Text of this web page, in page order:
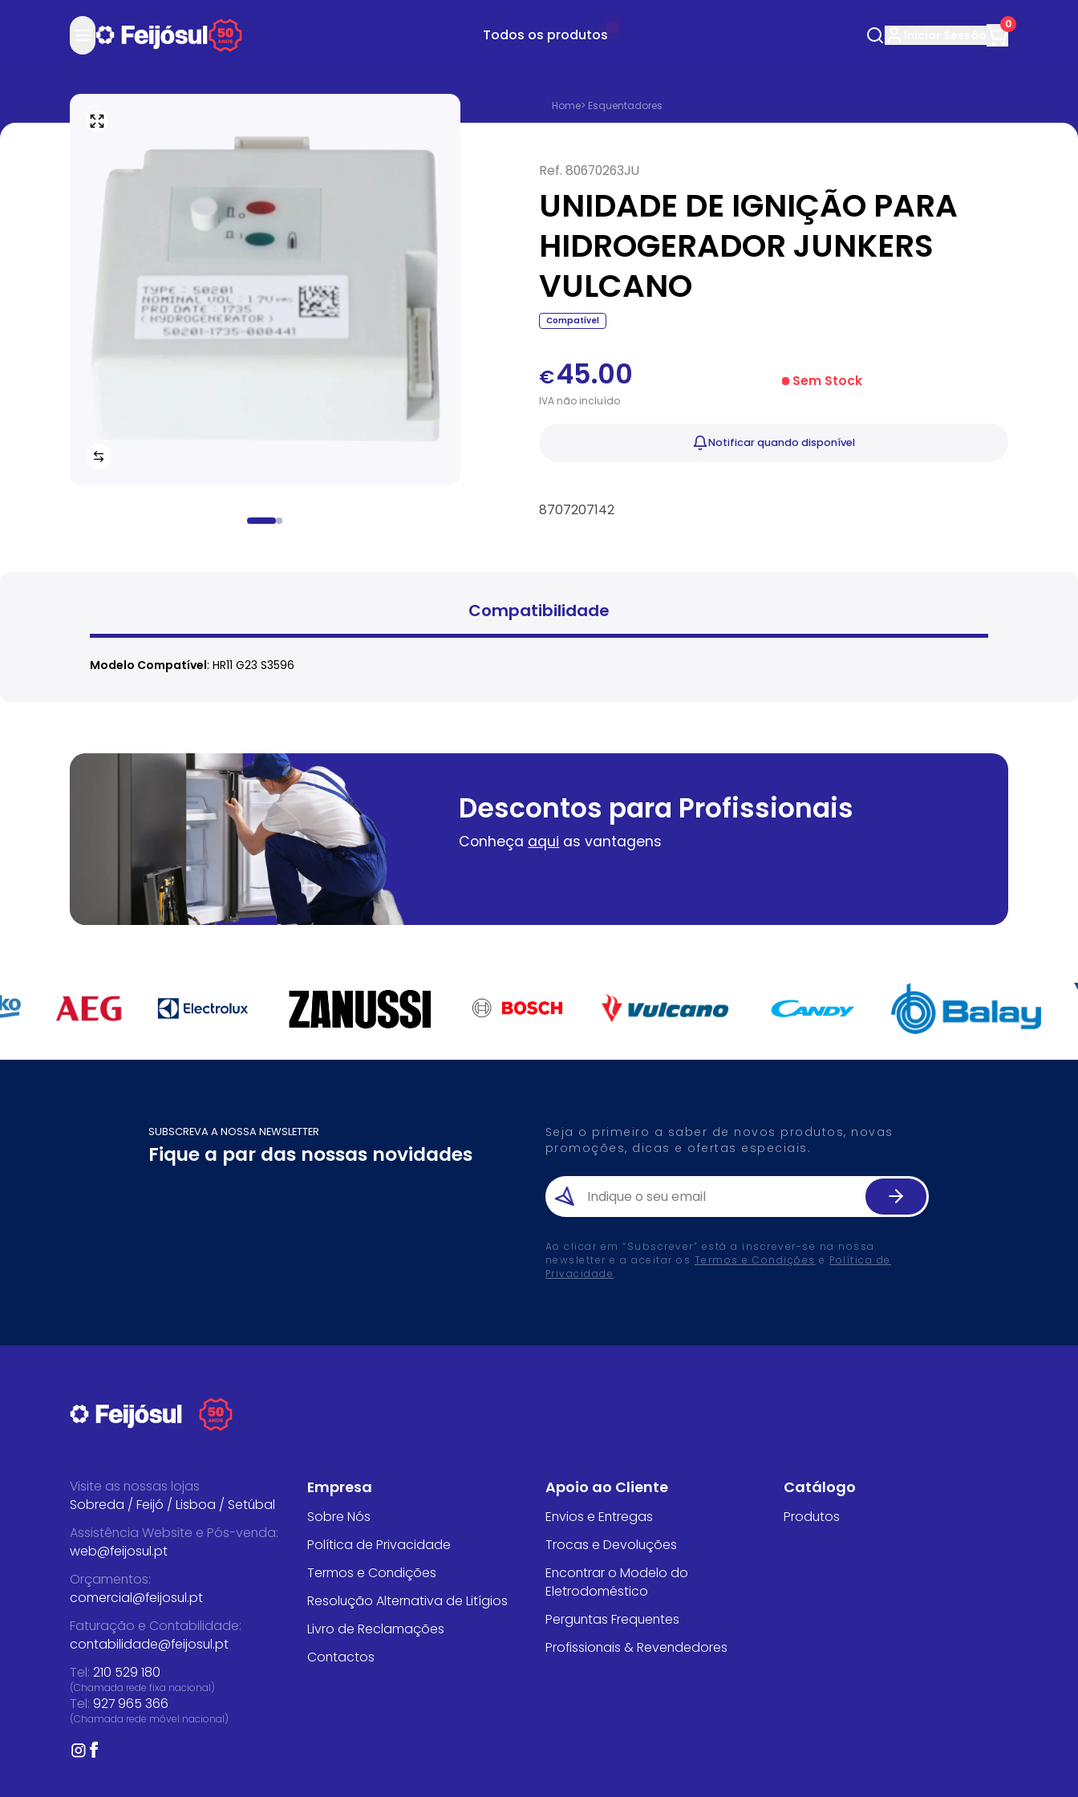
Todos os produtos
0
Home> Esquentadores
Ref. 80670263JU
UNIDADE DE IGNIÇÃO PARA
HIDROGERADOR JUNKERS
VULCANO
Compatível
€45.00
IVAnãoincluído
Sem Stock
Notificarquando disponível
8707207142
Compatibilidade
Modelo Compatível: HR11 G23 S3596
Descontos para Profissionais
Conheça aqui as vantagens
SUBSCREVA A NOSSA NEWSLETTER
Fique a par das nossas novidades
Seja o primeiro a saber de novos produtos, novas
promoções, dicas e ofertas especiais.
Ao clicar em “Subscrever” está a inscrever-se na nossa
newsletter e a aceitar os Termos e Condições e Política de
Privacidade.
Visite as nossas lojas
Sobreda / Feijó / Lisboa / Setúbal
Assistência Website e Pós-venda:
web@feijosul.pt
Orçamentos:
comercial@feijosul.pt
Faturação e Contabilidade:
contabilidade@feijosul.pt
Tel: 210 529 180
(Chamada rede fixa nacional)
Tel: 927 965 366
(Chamada rede móvel nacional)
Empresa
Sobre Nós
Política de Privacidade
Termos e Condições
Resolução Alternativa de Litígios
Livro de Reclamações
Contactos
Apoio ao Cliente
Envios e Entregas
Trocas e Devoluções
Encontrar o Modelo do
Eletrodoméstico
Perguntas Frequentes
Profissionais & Revendedores
Catálogo
Produtos